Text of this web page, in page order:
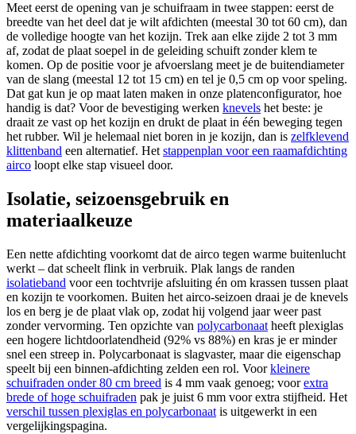
Meet eerst de opening van je schuifraam in twee stappen: eerst de
breedte van het deel dat je wilt afdichten (meestal 30 tot 60 cm), dan
de volledige hoogte van het kozijn. Trek aan elke zijde 2 tot 3 mm
af, zodat de plaat soepel in de geleiding schuift zonder klem te
komen. Op de positie voor je afvoerslang meet je de buitendiameter
van de slang (meestal 12 tot 15 cm) en tel je 0,5 cm op voor speling.
Dat gat kun je op maat laten maken in onze platenconfigurator, hoe
handig is dat? Voor de bevestiging werken knevels het beste: je
draait ze vast op het kozijn en drukt de plaat in één beweging tegen
het rubber. Wil je helemaal niet boren in je kozijn, dan is zelfklevend
klittenband een alternatief. Het stappenplan voor een raamafdichting
airco loopt elke stap visueel door.
Isolatie, seizoensgebruik en
materiaalkeuze
Een nette afdichting voorkomt dat de airco tegen warme buitenlucht
werkt – dat scheelt flink in verbruik. Plak langs de randen
isolatieband voor een tochtvrije afsluiting én om krassen tussen plaat
en kozijn te voorkomen. Buiten het airco-seizoen draai je de knevels
los en berg je de plaat vlak op, zodat hij volgend jaar weer past
zonder vervorming. Ten opzichte van polycarbonaat heeft plexiglas
een hogere lichtdoorlatendheid (92% vs 88%) en kras je er minder
snel een streep in. Polycarbonaat is slagvaster, maar die eigenschap
speelt bij een binnen-afdichting zelden een rol. Voorkleinere
schuifraden onder 80 cm breed is 4 mm vaak genoeg; voorextra
brede of hoge schuifraden pak je juist 6 mm voor extra stijfheid. Het
verschil tussen plexiglas en polycarbonaat is uitgewerkt in een
vergelijkingspagina.